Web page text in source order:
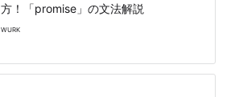
方！「promise」の文法解説
WURK